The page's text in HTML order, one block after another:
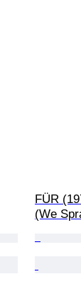
FÜR
(We